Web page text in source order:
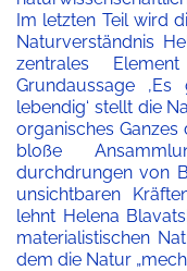
Im letzten Teil wird
Naturverständnis
zentrales
Grundaussage
lebendig‘ stellt die
organisches Ganzes
bloße
durchdrungen von
unsichtbaren
lehnt Helena
materialistischen
dem die Natur